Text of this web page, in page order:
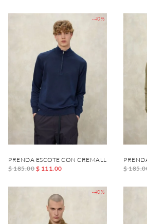
-40%
PRENDA ESCOTE CON CREMALLERA
$ 185.00 $ 111.00
$
-40%